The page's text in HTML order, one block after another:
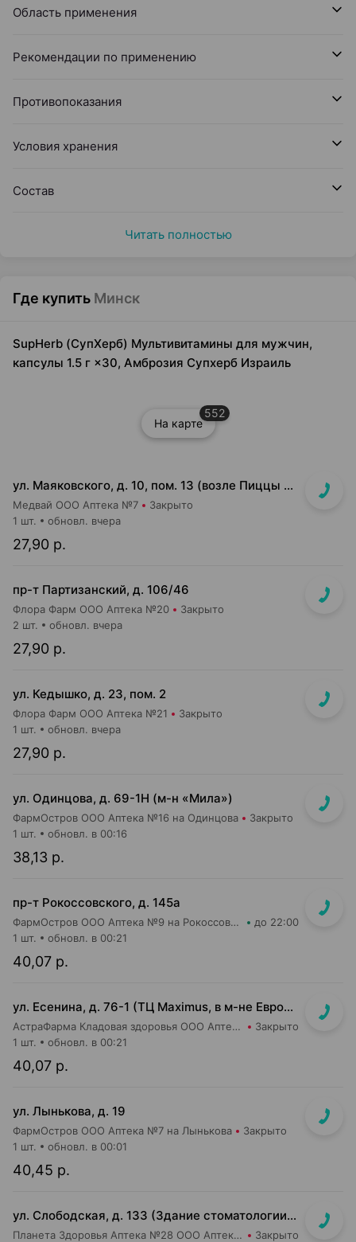
Область применения
Рекомендации по применению
Противопоказания
Условия хранения
Состав
Читать полностью
Где купить Минск
SupHerb (СупХерб) Мультивитамины для мужчин,
капсулы 1.5 г ×30, Амброзия Супхерб Израиль
На карте
552
ул. Маяковского, д. 10, пом. 13 (возле Пиццы Мании)
Медвай ООО Аптека №7 Закрыто
27,90 р.
1 шт. обновл. вчера
пр-т Партизанский, д. 106/46
Флора Фарм ООО Аптека №20 Закрыто
27,90 р.
2 шт. обновл. вчера
ул. Кедышко, д. 23, пом. 2
Флора Фарм ООО Аптека №21 Закрыто
27,90 р.
1 шт. обновл. вчера
ул. Одинцова, д. 69-1Н (м-н «Мила»)
ФармОстров ООО Аптека №16 на Одинцова Закрыто
38,13 р.
1 шт. обновл. в 00:16
пр-т Рокоссовского, д. 145а
ФармОстров ООО Аптека №9 на Рокоссовского до 22:00
40,07 р.
1 шт. обновл. в 00:21
ул. Есенина, д. 76-1 (ТЦ Maximus, в м-не Евроопт Super)
АстраФарма Кладовая здоровья ООО Аптека №9 Закрыто
40,07 р.
1 шт. обновл. в 00:21
ул. Лынькова, д. 19
ФармОстров ООО Аптека №7 на Лынькова Закрыто
40,45 р.
1 шт. обновл. в 00:01
ул. Слободская, д. 133 (Здание стоматологии, отдельный вход)
Планета Здоровья Аптека №28 ООО Аптека №5 Закрыто